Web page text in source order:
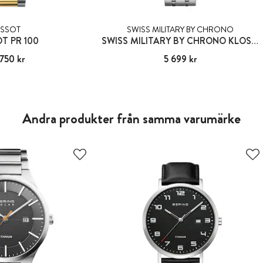
PR 100
4 750 kr
kr
SWISS MILITARY BY CHRONO
SWISS MILITARY BY CHRONO KLOSTERS
Pris :5 699 kr
5 699 kr
Andra produkter från samma varumärke